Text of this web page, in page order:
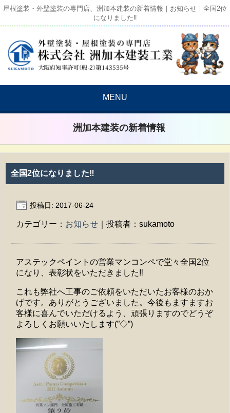
屋根塗装・外壁塗装の専門店、洲加本建装の新着情報｜お知らせ｜全国2位
になりました‼
MENU
洲加本建装の新着情報
全国2位になりました‼
投稿日: 2017-06-24
カテゴリー： お知らせ ｜投稿者：sukamoto
アステックペイントの営業マンコンペで堂々全国2位
になり、表彰状をいただきました‼
これも弊社へ工事のご依頼をいただいたお客様のおか
げです。ありがとうございました。今後もますますお
客様に喜んでいただけるよう、頑張りますのでどうぞ
よろしくお願いいたします(”◇”)ゞ